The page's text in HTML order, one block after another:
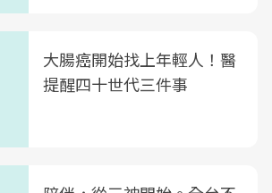
大腸癌開始找上年輕人！醫
提醒四十世代三件事